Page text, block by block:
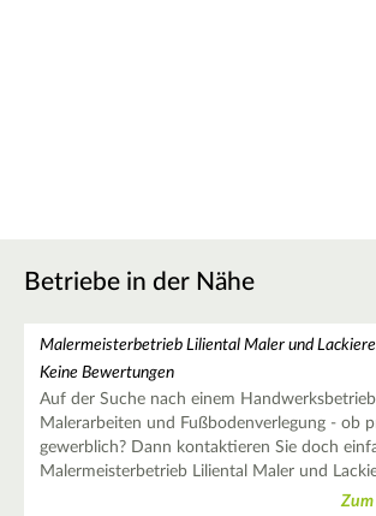
Betriebe in der Nähe
Malermeisterbetrieb Liliental Maler und
Keine Bewertungen
Auf der Suche nach einem
Malerarbeiten und Fußbodenverlegung - ob
gewerblich? Dann kontaktieren Sie doch
Malermeisterbetrieb Liliental Maler und